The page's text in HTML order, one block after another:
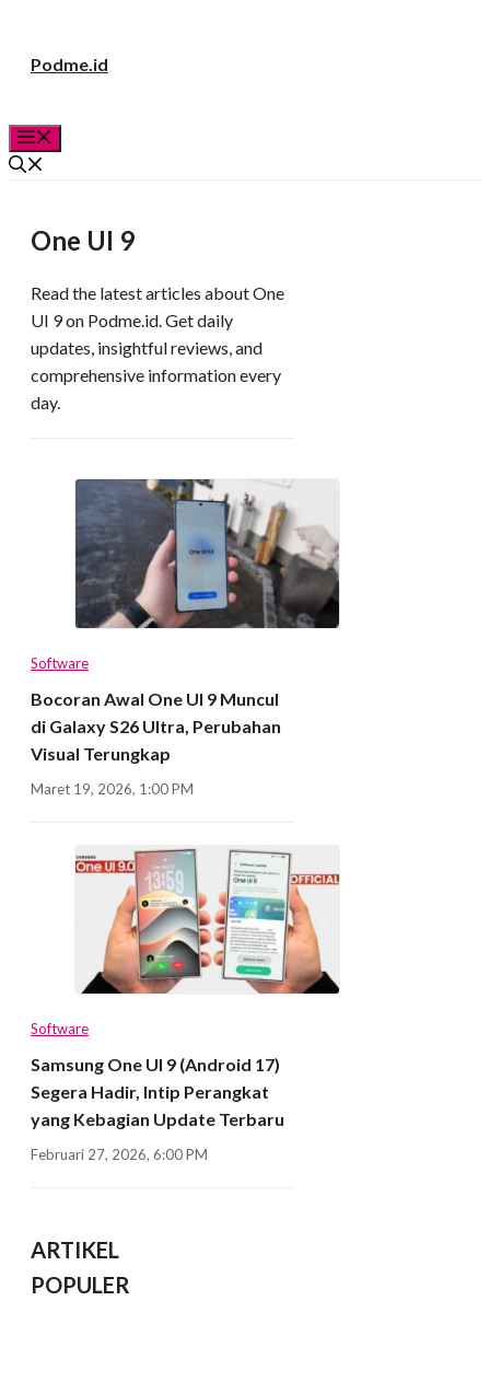
Podme.id
One UI 9
Read the latest articles about One
UI 9 on Podme.id. Get daily
updates, insightful reviews, and
comprehensive information every
day.
Software
Bocoran Awal One UI 9 Muncul
di Galaxy S26 Ultra, Perubahan
Visual Terungkap
Maret 19, 2026, 1:00 PM
Software
Samsung One UI 9 (Android 17)
Segera Hadir, Intip Perangkat
yang Kebagian Update Terbaru
Februari 27, 2026, 6:00 PM
ARTIKEL
POPULER